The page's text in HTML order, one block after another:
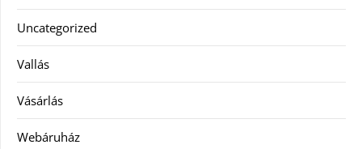
Uncategorized
Vallás
Vásárlás
Webáruház